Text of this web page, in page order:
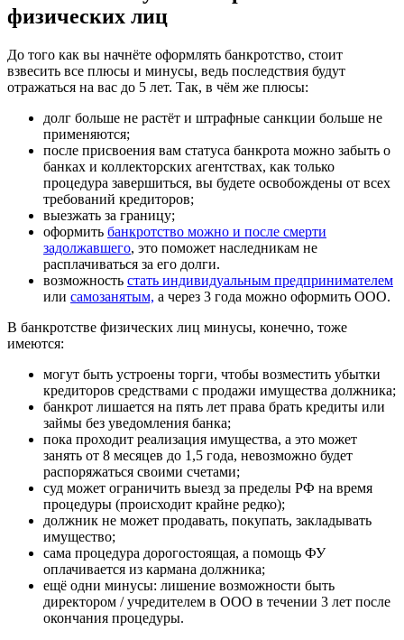
физических лиц
До того как вы начнёте оформлять банкротство, стоит
взвесить все плюсы и минусы, ведь последствия будут
отражаться на вас до 5 лет. Так, в чём же плюсы:
долг больше не растёт и штрафные санкции больше не
применяются;
после присвоения вам статуса банкрота можно забыть о
банках и коллекторских агентствах, как только
процедура завершиться, вы будете освобождены от всех
требований кредиторов;
выезжать за границу;
оформить банкротство можно и после смерти
задолжавшего, это поможет наследникам не
расплачиваться за его долги.
возможность стать индивидуальным предпринимателем
или самозанятым, а через 3 года можно оформить ООО.
В банкротстве физических лиц минусы, конечно, тоже
имеются:
могут быть устроены торги, чтобы возместить убытки
кредиторов средствами с продажи имущества должника;
банкрот лишается на пять лет права брать кредиты или
займы без уведомления банка;
пока проходит реализация имущества, а это может
занять от 8 месяцев до 1,5 года, невозможно будет
распоряжаться своими счетами;
суд может ограничить выезд за пределы РФ на время
процедуры (происходит крайне редко);
должник не может продавать, покупать, закладывать
имущество;
сама процедура дорогостоящая, а помощь ФУ
оплачивается из кармана должника;
ещё одни минусы: лишение возможности быть
директором / учредителем в ООО в течении 3 лет после
окончания процедуры.